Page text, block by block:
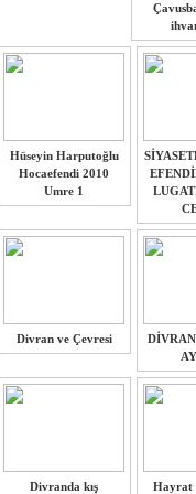
Hüseyin Harputoğlu
Hocaefendi 2010
Umre 1
Divran ve Çevresi
Divranda kış
Hayrat